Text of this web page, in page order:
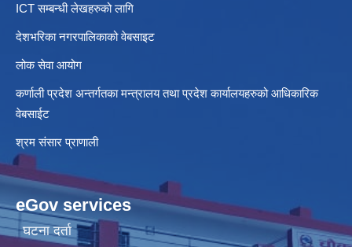
ICT सम्बन्धी लेखहरुको लागि
देशभरिका नगरपालिकाको वेबसाइट
लोक सेवा आयोग
कर्णाली प्रदेश अन्तर्गतका मन्त्रालय तथा प्रदेश कार्यालयहरुको आधिकारिक
वेबसाईट
श्रम संसार प्राणाली
eGov services
घटना दर्ता